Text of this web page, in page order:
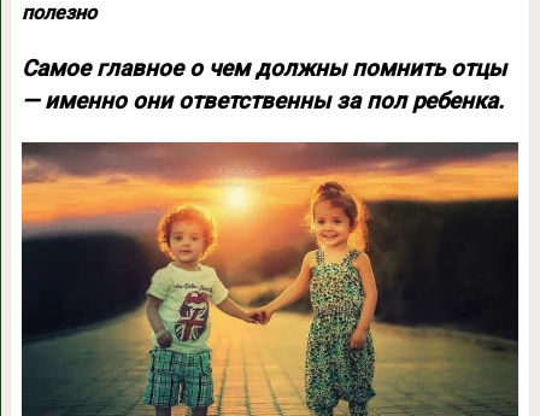
полезно
Самое главное о чем должны помнить отцы
— именно они ответственны за пол ребенка.